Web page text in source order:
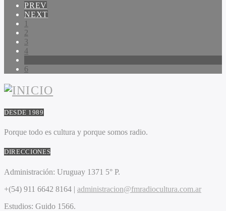
PREV
NEXT
1
2
3
4
6
DESDE 1989
Porque todo es cultura y porque somos radio.
DIRECCIONES
Administración: Uruguay 1371 5° P.
+(54) 911 6642 8164 | administracion@fmradiocultura.com.ar
Estudios: Guido 1566.